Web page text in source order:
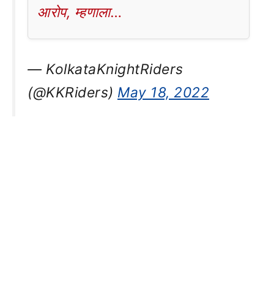
आरोप, म्हणाला…
— KolkataKnightRiders
(@KKRiders) May 18, 2022